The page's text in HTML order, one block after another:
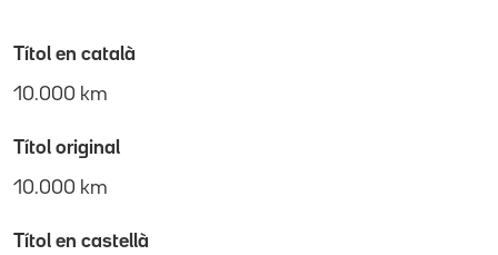
Títol en català
10.000 km
Títol original
10.000 km
Títol en castellà